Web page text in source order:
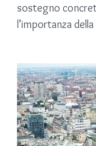
sostegno
l’importanza